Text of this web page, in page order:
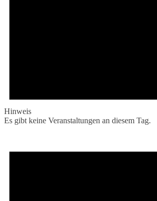
Hinweis
Es gibt keine Veranstaltungen an diesem Tag.